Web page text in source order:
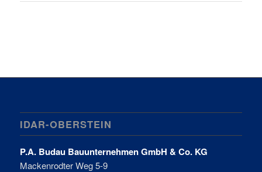
IDAR-OBERSTEIN
P.A. Budau Bauunternehmen GmbH & Co. KG
Mackenrodter Weg 5-9